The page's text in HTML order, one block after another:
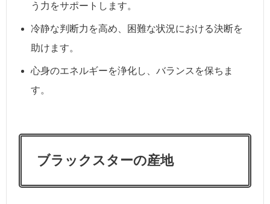
う力をサポートします。
冷静な判断力を高め、困難な状況における決断を
助けます。
心身のエネルギーを浄化し、バランスを保ちま
す。
ブラックスターの産地